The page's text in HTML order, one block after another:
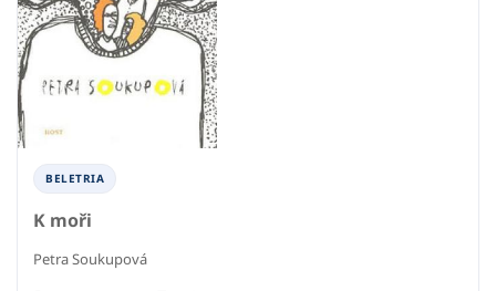
BELETRIA
K moři
Petra Soukupová